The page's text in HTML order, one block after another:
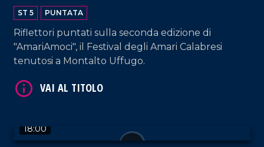
ST 5 PUNTATA
Riflettori puntati sulla seconda edizione di
"AmariAmoci", il Festival degli Amari Calabresi
tenutosi a Montalto Uffugo.
18:00